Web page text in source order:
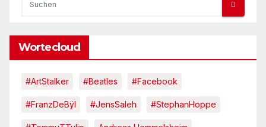
Wortecloud
#ArtStalker #Beatles #Facebook
#FranzDeBÿl #JensSaleh #StephanHoppe